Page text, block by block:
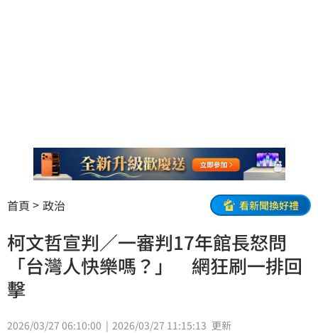
首頁 政治 看新聞換好禮
柯文哲宣判／一審判17年館長怒問
「台灣人快樂嗎？」 網狂刷一排回
擊
2026/03/27 06:10:00 2026/03/27 11:15:13 更新